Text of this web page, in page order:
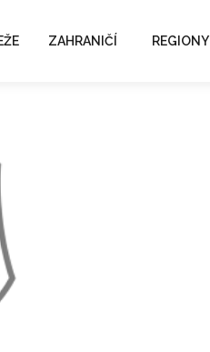
ZAHRANIČÍ REGIONY